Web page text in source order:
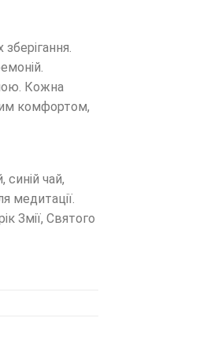
Кожна
комфортом,
синій чай,
медитації.
Змії, Святого